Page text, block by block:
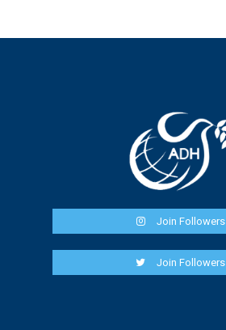
Join Followers
Join Followers